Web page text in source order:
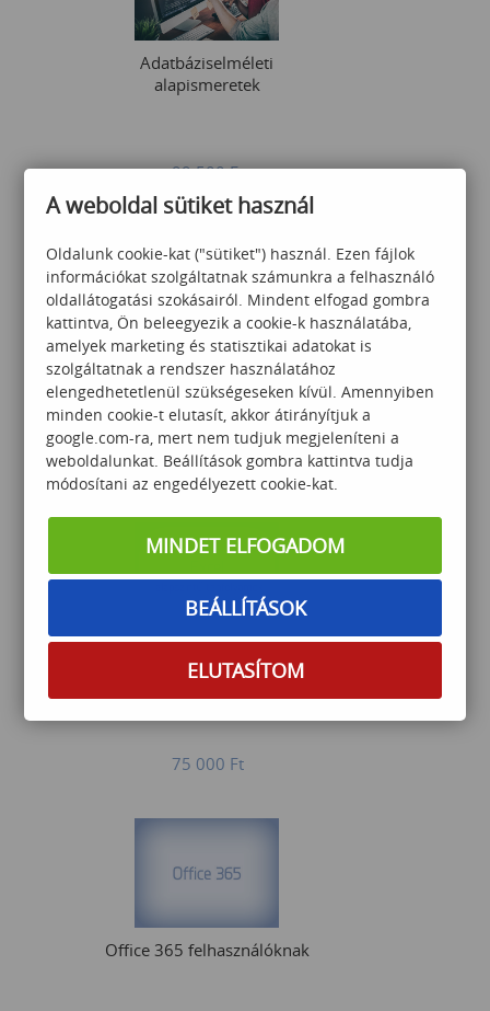
Adatbáziselméleti
alapismeretek
99 500Ft
Bevezetés az Access SQL
használatába
120 000Ft
75 000 Ft
Office 365 felhasználóknak
A weboldal sütiket használ
Oldalunk cookie-kat ("sütiket") használ. Ezen fájlok
információkat szolgáltatnak számunkra a felhasználó
oldallátogatási szokásairól. Mindent elfogad gombra
kattintva, Ön beleegyezik a cookie-k használatába,
amelyek marketing és statisztikai adatokat is
szolgáltatnak a rendszer használatához
elengedhetetlenül szükségeseken kívül. Amennyiben
minden cookie-t elutasít, akkor átirányítjuk a
google.com-ra, mert nem tudjuk megjeleníteni a
weboldalunkat. Beállítások gombra kattintva tudja
módosítani az engedélyezett cookie-kat.
MINDET ELFOGADOM
BEÁLLÍTÁSOK
ELUTASÍTOM